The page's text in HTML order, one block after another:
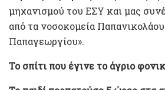
μηχανισμού του ΕΣΥ και μας
από τα νοσοκομεία
Παπαγεωργίου».
Το σπίτι που έγινε το άγριο